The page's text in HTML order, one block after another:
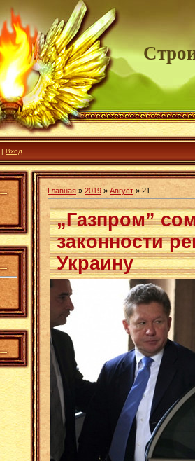
| Вход
Главная » 2019 » Август » 21
„Газпром”
законности
Украину